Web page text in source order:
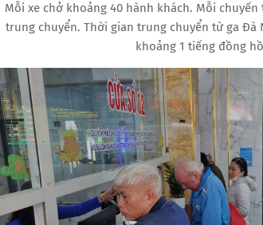
Mỗi xe chở khoảng 40 hành khách. Mỗi
trung chuyển. Thời gian trung chuyển từ ga Đà
khoảng 1 tiếng đồng